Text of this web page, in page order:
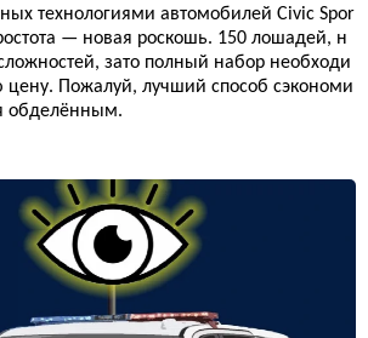
технологиями автомобилей Civic Spor
— новая роскошь. 150 лошадей, н
зато полный набор необходи
Пожалуй, лучший способ сэкономи
обделённым.